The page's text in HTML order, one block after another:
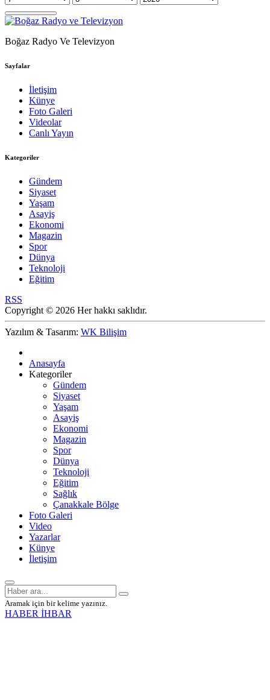
Boğaz Radyo Ve Televizyon
Sayfalar
İletişim
Künye
Foto Galeri
Videolar
Canlı Yayın
Kategoriler
Gündem
Siyaset
Yaşam
Asayiş
Ekonomi
Magazin
Spor
Dünya
Teknoloji
Eğitim
RSS
Copyright © 2026 Her hakkı saklıdır.
Yazılım & Tasarım: WK Bilişim
Anasayfa
Kategoriler
Gündem
Siyaset
Yaşam
Asayiş
Ekonomi
Magazin
Spor
Dünya
Teknoloji
Eğitim
Sağlık
Çanakkale Bölge
Foto Galeri
Video
Yazarlar
Künye
İletişim
Aramak için bir kelime yazınız.
HABER İHBAR